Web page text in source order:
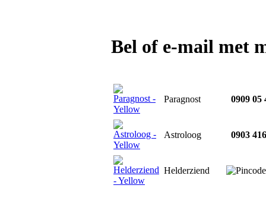
Bel of e-mail met
Paragnost 0909 05
Astroloog 0903
Helderziend